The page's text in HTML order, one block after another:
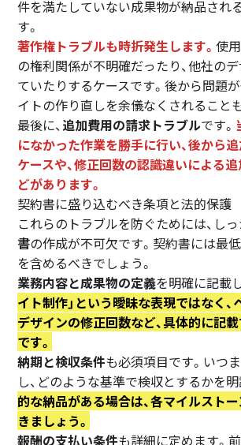
件を満たしていない成果物が納品され
す。
著作権トラブルも時折発生します。使
の権利関係が不明確だったり、他社の
ていたりするケースです。後から問題
イトの作り直しを余儀なくされること
最後に、追加費用の請求トラブルです。
になかった作業を勝手に行い、後から
ケースや、修正回数の認識違いによる
どがあります。
契約書に盛り込むべき条項と法的保護
これらのトラブルを防ぐためには、し
書の作成が不可欠です。契約書には最
を含めるべきでしょう。
業務内容と成果物の定義を明確に記載
イト制作」という曖昧な表現ではなく、
デザインの修正回数など、具体的に記
です。
納期と検収条件も必須項目です。いつ
し、どのような基準で検収とするかを
的な納品がある場合は、各マイルスト
きましょう。
報酬の支払い条件も詳細に定めます。前